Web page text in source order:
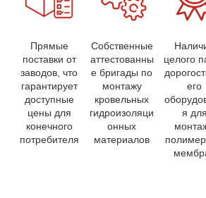
Прямые
поставки от
заводов, что
гарантирует
доступные
цены для
конечного
потребителя
Собственные
аттестованны
е бригады по
монтажу
кровельных
гидроизоляци
онных
материалов
целого
его
я для